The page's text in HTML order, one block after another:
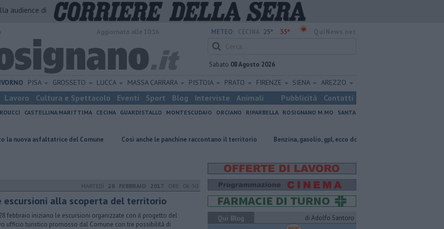
audience di
METEO: 25° 35°
Sabato 08 Agosto 2026
PISA GROSSETO LUCCA MASSA CARRARA PISTOIA PRATO FIRENZE SIENA AREZZO
Lavoro Cultura e Spettacolo Eventi Sport Blog Interviste Animali Pubblicità Contatti
CASTELLINA MARITTIMA CECINA GUARDISTALLO MONTESCUDAIO ORCIANO RIPARBELLA ROSIGNANO M.MO
SANTA
del Comune Così anche le panchine raccontano il territorio ​Benzina, gasolio, gpl, ecco dove risparmiare
MARTEDÌ 28 FEBBRAIO 2017 ORE 06:30
escursioni alla scoperta del territorio
febbraio iniziano le escursioni organizzate con il progetto del
ufficio turistico promosso dal Comune con tre possibilità di
Qui Blog di Adolfo Santoro